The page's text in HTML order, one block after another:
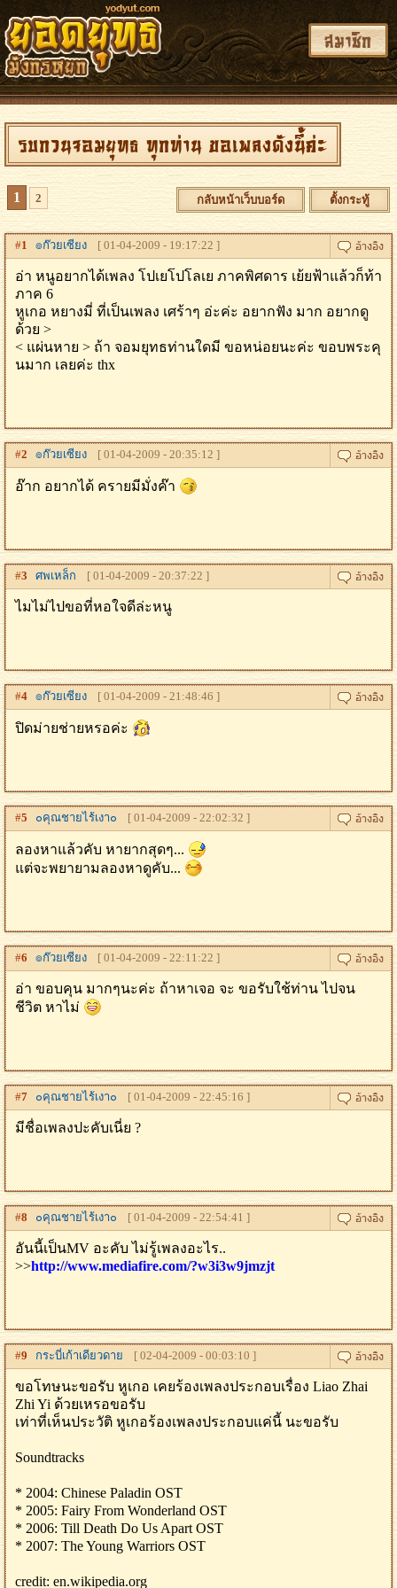
สมาชิก
รบกวนจอมยุทธ ทุกท่าน ขอเพลงดังนี้ค่ะ
1 2 กลับหน้าเว็บบอร์ด ตั้งกระทู้
#1 ๏ก๊วยเซียง [ 01-04-2009 - 19:17:22 ]
อ่า หนูอยากได้เพลง โปเยโปโลเย ภาคพิศดาร เย้ยฟ้าแล้วก็ท้า
ภาค 6
หูเกอ หยางมี่ ที่เป็นเพลง เศร้าๆ อ่ะค่ะ อยากฟัง มาก อยากดู
ด้วย >
< แผ่นหาย > ถ้า จอมยุทธท่านใดมี ขอหน่อยนะค่ะ ขอบพระคุ
นมาก เลยค่ะ thx
#2 ๏ก๊วยเซียง [ 01-04-2009 - 20:35:12 ]
อ๊าก อยากได้ ครายมีมั่งค๊า
#3 ศพเหล็ก [ 01-04-2009 - 20:37:22 ]
ไมไม่ไปขอที่หอใจดีล่ะหนู
#4 ๏ก๊วยเซียง [ 01-04-2009 - 21:48:46 ]
ปิดม่ายช่ายหรอค่ะ
#5 ๐คุณชายไร้เงา๐ [ 01-04-2009 - 22:02:32 ]
ลองหาแล้วคับ หายากสุดๆ...
แต่จะพยายามลองหาดูคับ...
#6 ๏ก๊วยเซียง [ 01-04-2009 - 22:11:22 ]
อ่า ขอบคุน มากๆนะค่ะ ถ้าหาเจอ จะ ขอรับใช้ท่าน ไปจน
ชีวิต หาไม่
#7 ๐คุณชายไร้เงา๐ [ 01-04-2009 - 22:45:16 ]
มีชื่อเพลงปะคับเนี่ย ?
#8 ๐คุณชายไร้เงา๐ [ 01-04-2009 - 22:54:41 ]
อันนี้เป็นMV อะคับ ไม่รู้เพลงอะไร..
>>http://www.mediafire.com/?w3i3w9jmzjt
#9 กระบี่เก้าเดียวดาย [ 02-04-2009 - 00:03:10 ]
ขอโทษนะขอรับ หูเกอ เคยร้องเพลงประกอบเรื่อง Liao Zhai
Zhi Yi ด้วยเหรอขอรับ
เท่าที่เห็นประวัติ หูเกอร้องเพลงประกอบแค่นี้ นะขอรับ
Soundtracks
* 2004: Chinese Paladin OST
* 2005: Fairy From Wonderland OST
* 2006: Till Death Do Us Apart OST
* 2007: The Young Warriors OST
credit: en.wikipedia.org